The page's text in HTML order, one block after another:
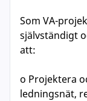
Som VA-
självständigt
att:
o Projektera
ledningsnät,